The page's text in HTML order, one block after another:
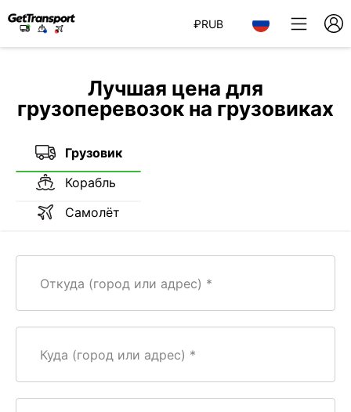
₽RUB
Лучшая цена для
грузоперевозок на грузовиках
Грузовик
Корабль
Самолёт
Откуда (город или адрес)
Куда (город или адрес)